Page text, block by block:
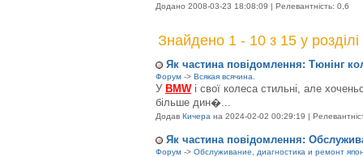
Додано 2008-03-23 18:08:09 | Релевантність: 0,6
Знайдено 1 - 10 з 15 у
Як частина повідомлення: Тюнінг
Форум -> Всякая всячина.
У BMWі свої колеса стильні, але
більше дин�...
Додав Кичера на 2024-02-02 00:29:19 |
Як частина повідомлення:
Форум -> Обслуживание, диагностика и ремонт